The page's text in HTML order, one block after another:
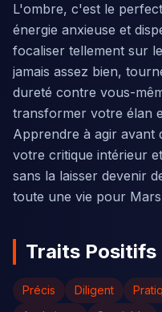
L'ombre, c'est le
énergie anxieuse et
focaliser tellement sur
jamais assez bien,
dureté contre vous-
transformer votre élan
Apprendre à agir avant
votre critique intérieur
sans la laisser devenir
toute une vie pour
Traits Positifs
Précis Diligent